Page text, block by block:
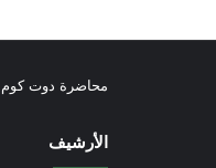
محاضرة دوت كوم
الأرشيف